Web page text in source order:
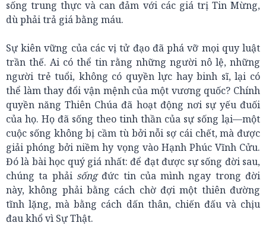
sống trung thực và can đảm với các giá trị Tin Mừng,
dù phải trả giá bằng máu.
Sự kiên vững của các vị tử đạo đã phá vỡ mọi quy luật
trần thế. Ai có thể tin rằng những người nô lệ, những
người trẻ tuổi, không có quyền lực hay binh sĩ, lại có
thể làm thay đổi vận mệnh của một vương quốc? Chính
quyền năng Thiên Chúa đã hoạt động nơi sự yếu đuối
của họ. Họ đã sống theo tinh thần của sự sống lại—một
cuộc sống không bị cầm tù bởi nỗi sợ cái chết, mà được
giải phóng bởi niềm hy vọng vào Hạnh Phúc Vĩnh Cửu.
Đó là bài học quý giá nhất: để đạt được sự sống đời sau,
chúng ta phải sốngđức tin của mình ngay trong đời
này, không phải bằng cách chờ đợi một thiên đường
tĩnh lặng, mà bằng cách dấn thân, chiến đấu và chịu
đau khổ vì Sự Thật.